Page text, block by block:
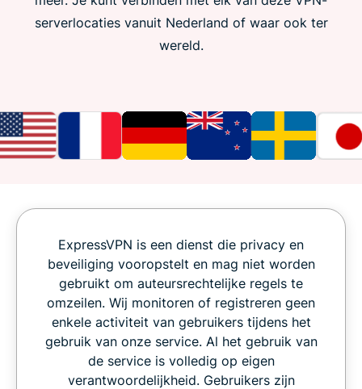
serverlocaties vanuit Nederland of waar ook ter
wereld.
ExpressVPN is een dienst die privacy en
beveiliging vooropstelt en mag niet worden
gebruikt om auteursrechtelijke regels te
omzeilen. Wij monitoren of registreren geen
enkele activiteit van gebruikers tijdens het
gebruik van onze service. Al het gebruik van
de service is volledig op eigen
verantwoordelijkheid. Gebruikers zijn